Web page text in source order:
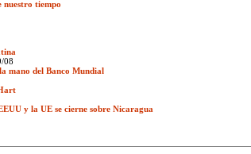
nuestro tiempo
08
mano del Banco Mundial
y la UE se cierne sobre Nicaragua